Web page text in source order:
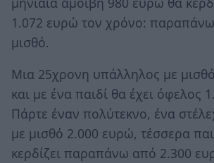
1.072 ευρώ τον χρόνο:
μισθό.
Μια 25χρονη υπάλληλος με
και με ένα παιδί θα έχει όφελος
Πάρτε έναν πολύτεκνο, ένα
με μισθό 2.000 ευρώ, τέσσερα
κερδίζει παραπάνω από 2.300